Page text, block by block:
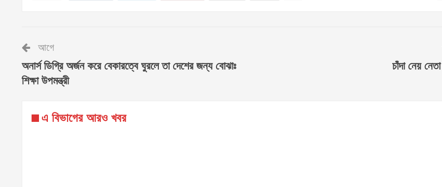
আগে
অনার্স ডিগ্রি অর্জন করে বেকারত্বে ঘুরলে তা দেশের জন্য বোঝাঃ
শিক্ষা উপমন্ত্রী
চাঁদা নেয়
এ বিভাগের আরও খবর